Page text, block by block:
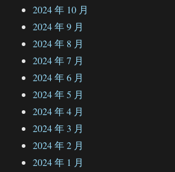
2024 年 10 月
2024 年 9 月
2024 年 8 月
2024 年 7 月
2024 年 6 月
2024 年 5 月
2024 年 4 月
2024 年 3 月
2024 年 2 月
2024 年 1 月